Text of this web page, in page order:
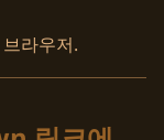
라우저.